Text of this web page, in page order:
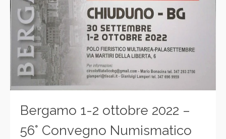
Bergamo 1-2 ottobre 2022 –
56° Convegno Numismatico